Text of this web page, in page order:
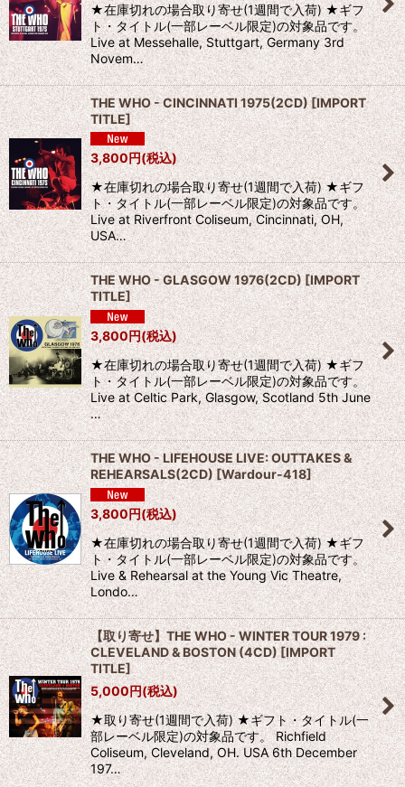
★在庫切れの場合取り寄せ(1週間で入荷) ★ギフ
ト・タイトル(一部レーベル限定)の対象品です。
Live at Messehalle, Stuttgart, Germany 3rd
Novem…
THE WHO - CINCINNATI 1975(2CD)[IMPORT
TITLE]
3,800円(税込)
★在庫切れの場合取り寄せ(1週間で入荷) ★ギフ
ト・タイトル(一部レーベル限定)の対象品です。
Live at Riverfront Coliseum, Cincinnati, OH,
USA…
THE WHO - GLASGOW 1976(2CD)[IMPORT
TITLE]
3,800円(税込)
★在庫切れの場合取り寄せ(1週間で入荷) ★ギフ
ト・タイトル(一部レーベル限定)の対象品です。
Live at Celtic Park, Glasgow, Scotland 5th June
…
THE WHO - LIFEHOUSE LIVE: OUTTAKES &
REHEARSALS(2CD) [Wardour-418]
3,800円(税込)
★在庫切れの場合取り寄せ(1週間で入荷) ★ギフ
ト・タイトル(一部レーベル限定)の対象品です。
Live & Rehearsal at the Young Vic Theatre,
Londo…
【取り寄せ】THE WHO - WINTER TOUR 1979 :
CLEVELAND & BOSTON (4CD) [IMPORT
TITLE]
5,000円(税込)
★取り寄せ(1週間で入荷) ★ギフト・タイトル(一
部レーベル限定)の対象品です。 Richfield
Coliseum, Cleveland, OH. USA 6th December
197…